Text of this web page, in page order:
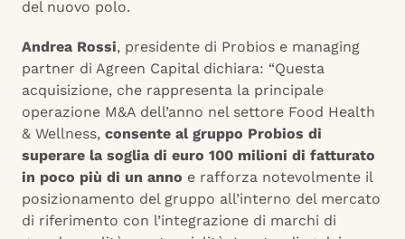
del nuovo polo.
Andrea Rossi, presidente di Probios e managing
partner di Agreen Capital dichiara: “Questa
acquisizione, che rappresenta la principale
operazione M&A dell’anno nel settore Food Health
& Wellness, consente al gruppo Probios di
superare la soglia di euro 100 milioni di fatturato
in poco più di un anno e rafforza notevolmente il
posizionamento del gruppo all’interno del mercato
di riferimento con l’integrazione di marchi di